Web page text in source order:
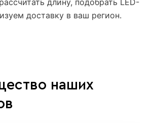
доставку в ваш регион.
наших